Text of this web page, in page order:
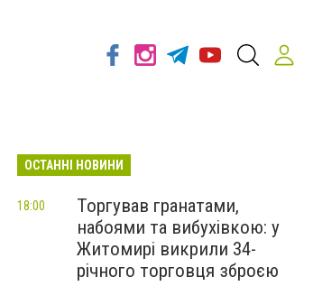
ОСТАННІ НОВИНИ
Торгував гранатами,
набоями та вибухівкою: у
Житомирі викрили 34-
річного торговця зброєю
18:00